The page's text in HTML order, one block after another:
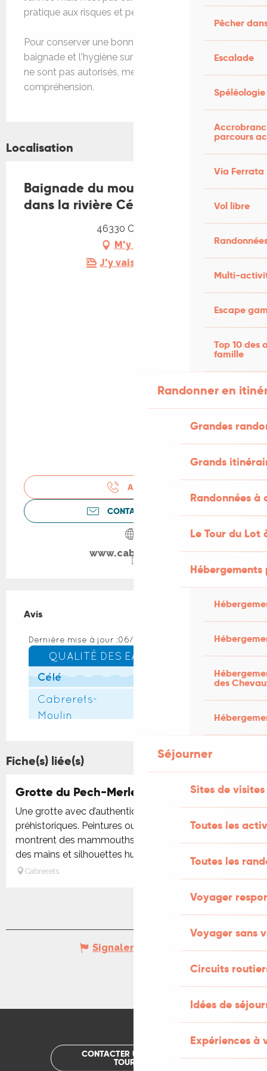
Pêcher
Escalade
Spéléologie
parcours
Via Ferrata
Vol libre
Multi-
Escape
Top 10 des
famille
Randonner en
Grandes
Grands
Randonnées
Le Tour du Lot
des
Séjourner
Sites de visites
Toutes les
Toutes les
Voyager
Voyager sans
Circuits
Idées de
Expériences à
pratique aux risques et périls des baigneurs.
Pour conserver une bonne qualité de l'eau de
baignade et l'hygiène sur les plages, les animaux
ne sont pas autorisés, merci de votre
compréhension.
Localisation
Baignade du moulin de Cabrerets
dans la rivière Célé
46330 Cabrerets
M'y rendre
J'y vais en train !
APPELER
CONTACTEZ-NOUS
www.cabrerets.fr
Avis
Avis
Fiche(s) liée(s)
Grotte du Pech-Merle
Une grotte avec d’authentiques dessins
préhistoriques. Peintures ou gravures, les figures
montrent des mammouths, des chevaux, des bisons,
des mains et silhouettes humaines....
Cabrerets
Réservable
Signaler une erreur
CONTACTER UN OFFICE DE
TOURISME